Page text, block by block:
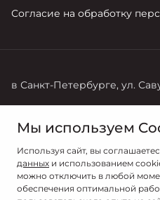
Согласие на обработку
в Санкт-Петербурге, ул.
+7 (812) 220-71-68
Мы используем
Используя сайт, вы
данных и использованием
можно отключить в любой
обеспечения оптимальной